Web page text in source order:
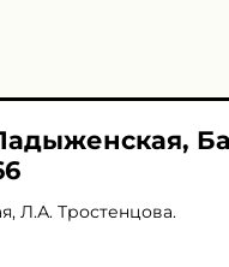
, Л.А. Тростенцова.